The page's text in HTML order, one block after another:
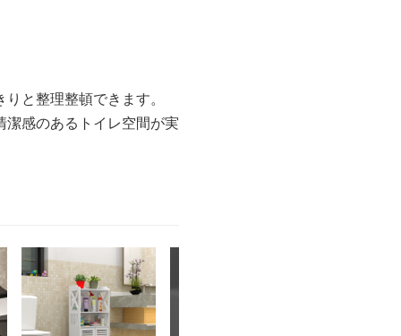
と整理整頓できます。
感のあるトイレ空間が実